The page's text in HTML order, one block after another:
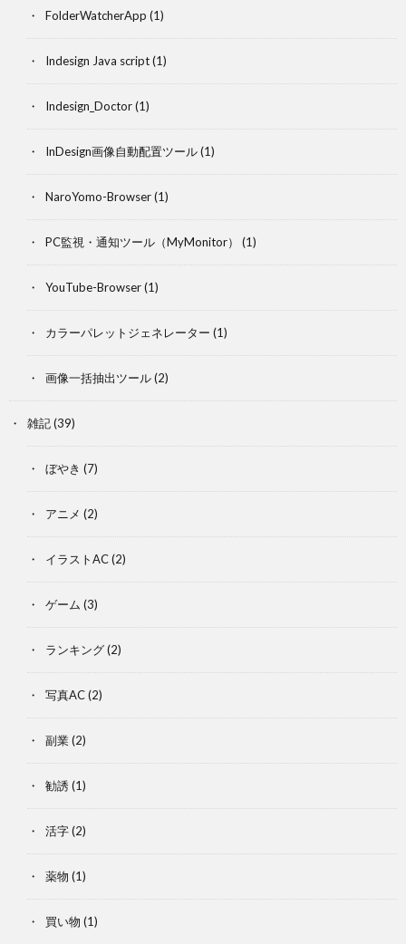
FolderWatcherApp (1)
Indesign Java script(1)
Indesign_Doctor(1)
InDesign画像自動配置ツール(1)
NaroYomo-Browser(1)
PC監視・通知ツール（MyMonitor） (1)
YouTube-Browser(1)
カラーパレットジェネレーター (1)
画像一括抽出ツール(2)
雑記(39)
ぼやき (7)
アニメ (2)
イラストAC(2)
ゲーム (3)
ランキング(2)
写真AC(2)
副業(2)
勧誘(1)
活字(2)
薬物 (1)
買い物 (1)